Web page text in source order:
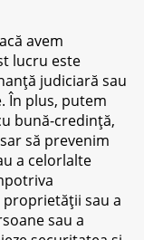
avem
lucru este
judiciară sau
În plus, putem
bună-credință,
să prevenim
a celorlalte
sau a
sau a